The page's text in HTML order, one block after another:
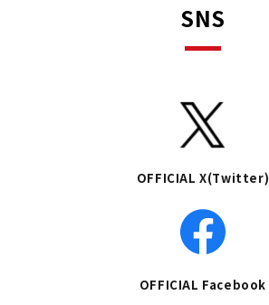
SNS
OFFICIAL X(Twitter)
OFFICIAL Facebook